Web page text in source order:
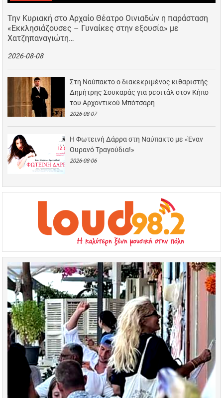
Την Κυριακή στο Αρχαίο Θέατρο Οινιαδών η παράσταση
«Εκκλησιάζουσες – Γυναίκες στην εξουσία» με
Χατζηπαναγιώτη…
2026-08-08
Στη Ναύπακτο ο διακεκριμένος κιθαριστής
Δημήτρης Σουκαράς για ρεσιτάλ στον Κήπο
του Αρχοντικού Μπότσαρη
2026-08-07
Η Φωτεινή Δάρρα στη Ναύπακτο με «Έναν
Ουρανό Τραγούδια!»
2026-08-06